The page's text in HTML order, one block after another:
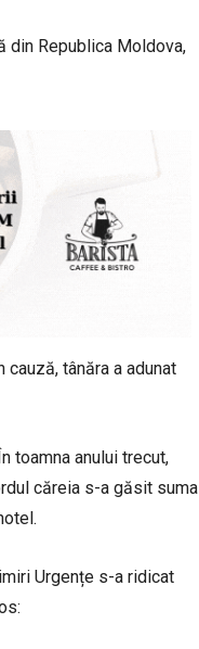
din Republica Moldova,
tânăra a adunat
toamna anului trecut,
căreia s-a găsit suma
Urgențe s-a ridicat